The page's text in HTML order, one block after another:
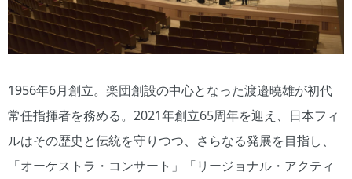
1956年6月創立。楽団創設の中心となった渡邉曉雄が初代
常任指揮者を務める。2021年創立65周年を迎え、日本フィ
ルはその歴史と伝統を守りつつ、さらなる発展を目指し、
「オーケストラ・コンサート」「リージョナル・アクティ